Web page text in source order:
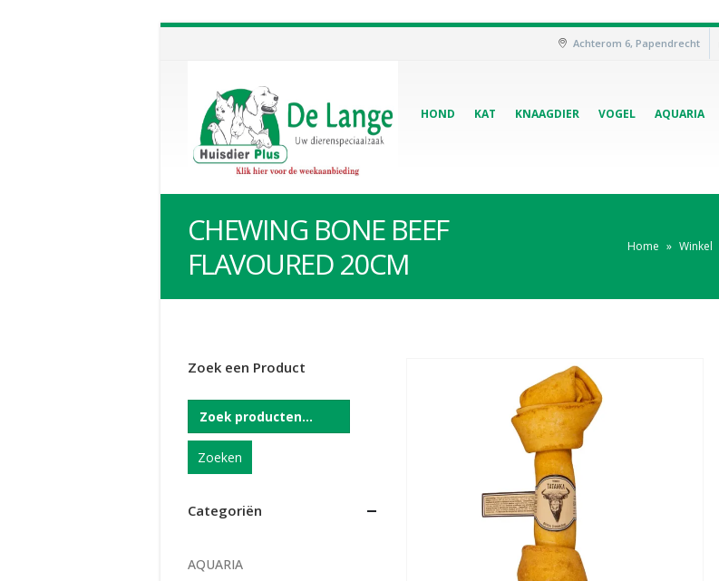
Achterom 6, Papendrecht
HOND KAT KNAAGDIER VOGEL AQUARIA
CHEWING BONE BEEF
FLAVOURED 20CM
Home » Winkel
Zoek een Product
Zoeken
Categoriën
AQUARIA